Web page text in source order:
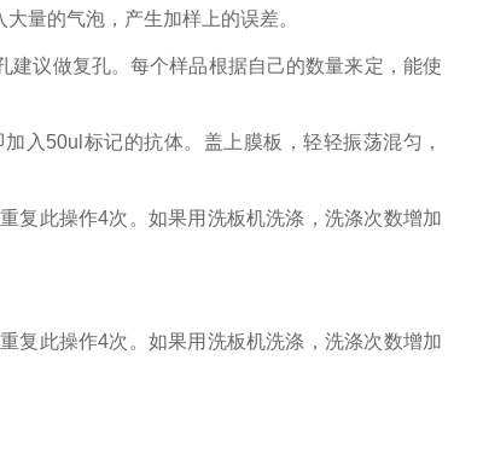
量的气泡，产生加样上的误差。
议做复孔。每个样品根据自己的数量来定，能使
入50ul标记的抗体。盖上膜板，轻轻振荡混匀，
复此操作4次。如果用洗板机洗涤，洗涤次数增加
复此操作4次。如果用洗板机洗涤，洗涤次数增加